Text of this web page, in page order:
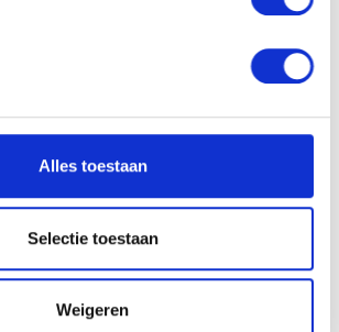
Alles toestaan
Selectie toestaan
Weigeren
BEOORDELEN